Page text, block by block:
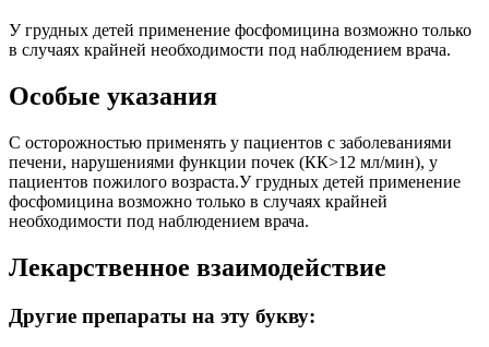
У грудных детей применение фосфомицина возможно только
в случаях крайней необходимости под наблюдением врача.
Особые указания
С осторожностью применять у пациентов с заболеваниями
печени, нарушениями функции почек (КК>12 мл/мин), у
пациентов пожилого возраста.У грудных детей применение
фосфомицина возможно только в случаях крайней
необходимости под наблюдением врача.
Лекарственное взаимодействие
Другие препараты на эту букву: